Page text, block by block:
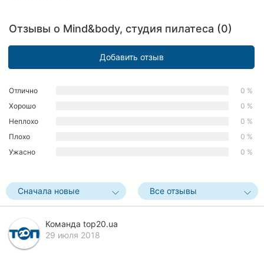
Кривой
Херсон
Чернигов
Черкассы
Черновцы
Сумы
Отзывы о Mind&body, студия пилатеса (0)
Добавить отзыв
Отлично
0 %
Хорошо
0 %
Неплохо
0 %
Плохо
0 %
Ужасно
0 %
Сначала новые Все отзывы
Команда top20.ua
29 июля 2018